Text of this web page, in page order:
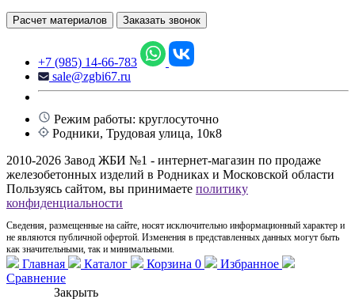
Расчет материалов Заказать звонок
+7 (985) 14-66-783
sale@zgbi67.ru
Режим работы: круглосуточно
Родники, Трудовая улица, 10к8
2010-2026 Завод ЖБИ №1 - интернет-магазин по продаже
железобетонных изделий в Родниках и Московской области
Пользуясь сайтом, вы принимаете политику
конфиденциальности
Сведения, размещенные на сайте, носят исключительно информационный характер и
не являются публичной офертой. Изменения в представленных данных могут быть
как значительными, так и минимальными.
Главная Каталог Корзина 0
Избранное
Сравнение
Закрыть